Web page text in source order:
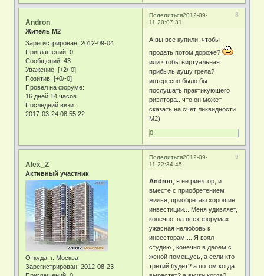
Поделиться 8
2012-09-
11 20:07:31
Andron
Житель М2
Зарегистрирован: 2012-09-04
Приглашений: 0
Сообщений: 43
Уважение: [+2/-0]
Позитив: [+0/-0]
Провел на форуме:
16 дней 14 часов
Последний визит:
2017-03-24 08:55:22
А вы все купили, чтобы
продать потом дороже?
или чтобы виртуальная
прибыль душу грела?
интересно было бы
послушать практикующего
риэлтора...что он может
сказать на счет ликвидности
М2)
0
Поделиться 9
2012-09-
11 22:34:45
Alex_Z
Активный участник
Откуда: г. Москва
Зарегистрирован: 2012-08-23
Andron , я не риелтор, и
вместе с приобретением
жилья, приобретаю хорошие
инвестиции... Меня удивляет,
конечно, на всех форумах
ужасная нелюбовь к
инвесторам ... Я взял
студию., конечно в двоем с
женой помещусь, а если кто
третий будет? а потом когда